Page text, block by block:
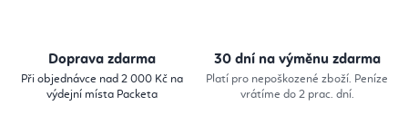
Doprava zdarma
Při objednávce nad 2 000 Kč na
výdejní místa Packeta
30 dní na výměnu zdarma
Platí pro nepoškozené zboží. Peníze
vrátíme do 2 prac. dní.